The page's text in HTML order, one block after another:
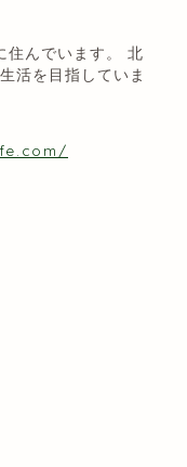
住んでいます。 北
活を目指していま